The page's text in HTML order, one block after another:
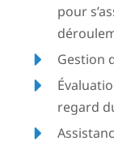
pour
Gestion
regard